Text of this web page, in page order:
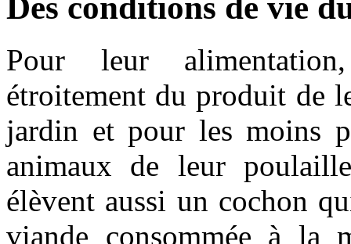
Pour leur
étroitement du produit de
jardin et pour les moins
animaux de leur
élèvent aussi un cochon
viande consommée à la